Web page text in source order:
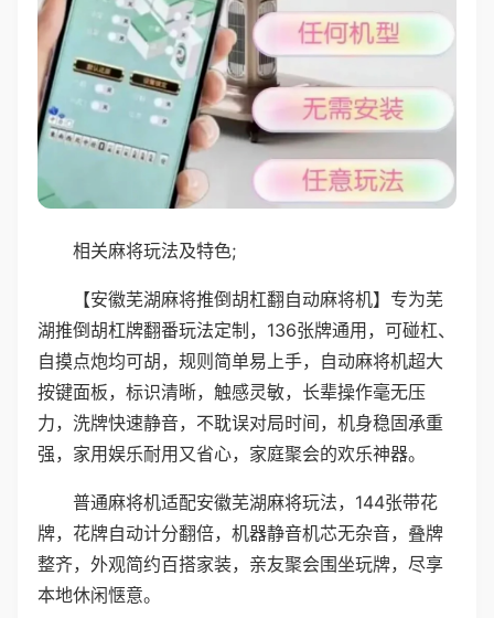
相关麻将玩法及特色;
【安徽芜湖麻将推倒胡杠翻自动麻将机】专为芜
湖推倒胡杠牌翻番玩法定制，136张牌通用，可碰杠、
自摸点炮均可胡，规则简单易上手，自动麻将机超大
按键面板，标识清晰，触感灵敏，长辈操作毫无压
力，洗牌快速静音，不耽误对局时间，机身稳固承重
强，家用娱乐耐用又省心，家庭聚会的欢乐神器。
普通麻将机适配安徽芜湖麻将玩法，144张带花
牌，花牌自动计分翻倍，机器静音机芯无杂音，叠牌
整齐，外观简约百搭家装，亲友聚会围坐玩牌，尽享
本地休闲惬意。